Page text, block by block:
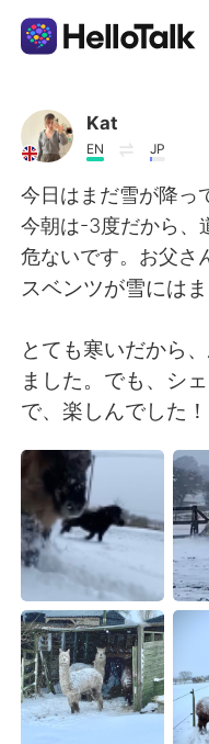
Ứng dụng trao
AI Grammar
Tiếng Việt
繁體中文
Deutsch
한국어
ไทย
Italiano
Português
Kat
EN JP
今日はまだ雪が降っ
今朝は-3度だから、
危ないです。お父さ
スベンツが雪には
とても寒いだから
ました。でも、シ
で、楽しんでした！